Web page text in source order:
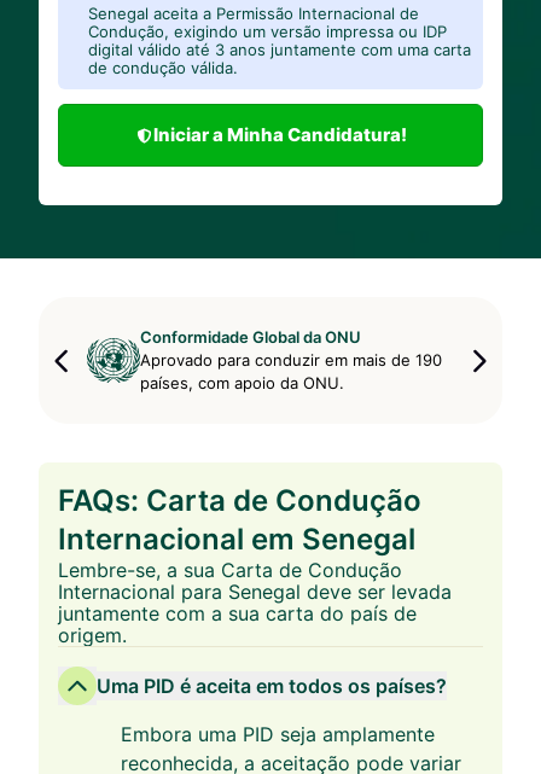
Senegal aceita a Permissão Internacional de
Condução, exigindo um versão impressa ou IDP
digital válido até 3 anos juntamente com uma carta
de condução válida.
Iniciar a Minha Candidatura!
Conformidade Global da ONU
Aprovado para conduzir em mais de 190
países, com apoio da ONU.
FAQs: Carta de Condução
Internacional em Senegal
Lembre-se, a sua Carta de Condução
Internacional para Senegal deve ser levada
juntamente com a sua carta do país de
origem.
Uma PID é aceita em todos os países?
Embora uma PID seja amplamente
reconhecida, a aceitação pode variar